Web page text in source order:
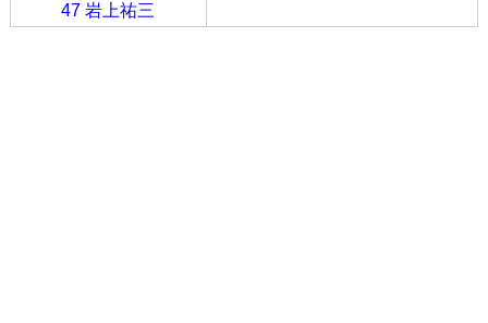
47 岩上祐三